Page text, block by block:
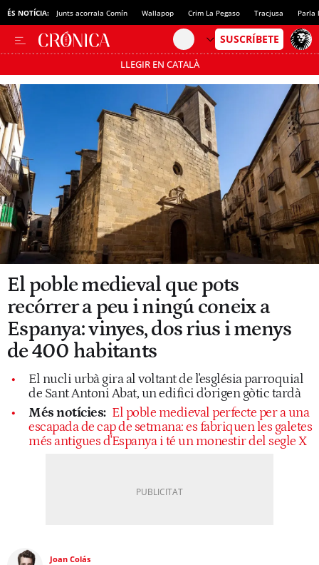
ÉS NOTÍCIA: Junts acorrala Comín Wallapop Crim La Pegaso Tracjusa Parla
LLEGIR EN CATALÀ
Passa’t al mode estalvi
El poble medieval que pots
recórrer a peu i ningú coneix a
Espanya: vinyes, dos rius i menys
de 400 habitants
El nucli urbà gira al voltant de l'església parroquial
de Sant Antoni Abat, un edifici d'origen gòtic tardà
Més notícies: El poble medieval perfecte per a una
escapada de cap de setmana: es fabriquen les galetes
més antigues d'Espanya i té un monestir del segle X
Joan Colás